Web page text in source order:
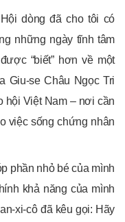
dòng đã cho tôi có
những ngày tĩnh tâm
“biết” hơn về một
Giu-se Châu Ngọc Tri
hội Việt Nam – nơi cần
việc sống chứng nhân
phần nhỏ bé của mình
khả năng của mình
xi-cô đã kêu gọi: Hãy